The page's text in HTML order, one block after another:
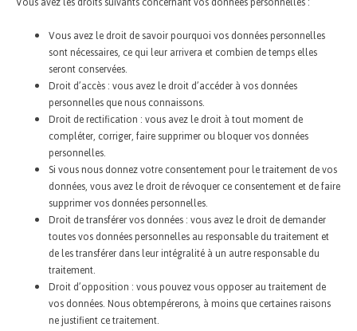
Vous avez le droit de savoir pourquoi vos données personnelles
sont nécessaires, ce qui leur arrivera et combien de temps elles
seront conservées.
Droit d’accès : vous avez le droit d’accéder à vos données
personnelles que nous connaissons.
Droit de rectification : vous avez le droit à tout moment de
compléter, corriger, faire supprimer ou bloquer vos données
personnelles.
Si vous nous donnez votre consentement pour le traitement de vos
données, vous avez le droit de révoquer ce consentement et de faire
supprimer vos données personnelles.
Droit de transférer vos données : vous avez le droit de demander
toutes vos données personnelles au responsable du traitement et
de les transférer dans leur intégralité à un autre responsable du
traitement.
Droit d’opposition : vous pouvez vous opposer au traitement de
vos données. Nous obtempérerons, à moins que certaines raisons
ne justifient ce traitement.